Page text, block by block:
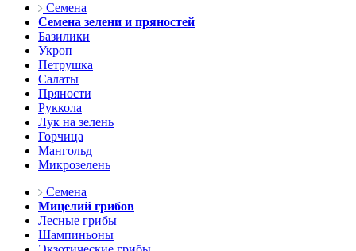
Семена
Семена зелени и пряностей
Базилики
Укроп
Петрушка
Салаты
Пряности
Руккола
Лук на зелень
Горчица
Мангольд
Микрозелень
Семена
Мицелий грибов
Лесные грибы
Шампиньоны